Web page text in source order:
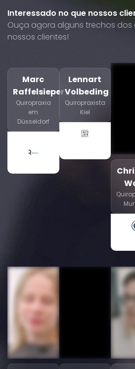
Interessado no que nossos
Ouça agora alguns trechos
nossos clientes!
Marc
Raffelsieper
Quiropraxia
em
Düsseldorf
Lennart
Volbeding
Quiropraxista
Kiel